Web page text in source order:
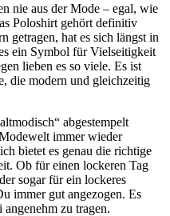
nie aus der Mode – egal, wie
Poloshirt gehört definitiv
getragen, hat es sich längst in
ein Symbol für Vielseitigkeit
lieben es so viele. Es ist
die modern und gleichzeitig
abgestempelt
immer wieder
bietet es genau die richtige
Ob für einen lockeren Tag
sogar für ein lockeres
immer gut angezogen. Es
zu tragen.